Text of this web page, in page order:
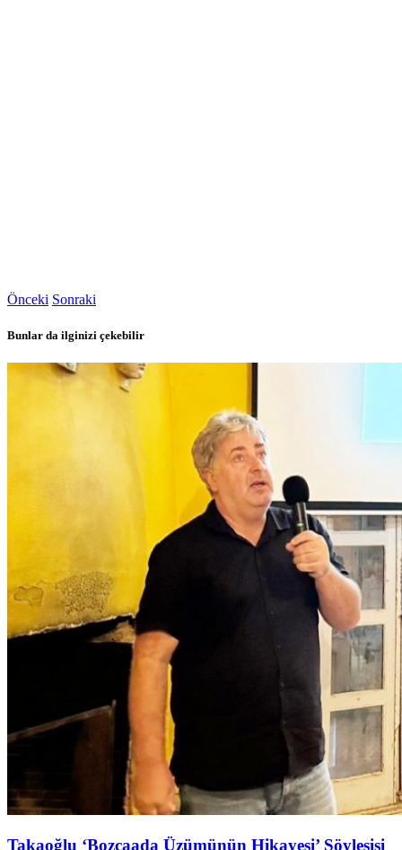
Önceki Sonraki
Bunlar da ilginizi çekebilir
Takaoğlu ‘Bozcaada Üzümünün Hikayesi’ Söyleşişi